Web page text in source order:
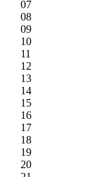
07
08
09
10
11
12
13
14
15
16
17
18
19
20